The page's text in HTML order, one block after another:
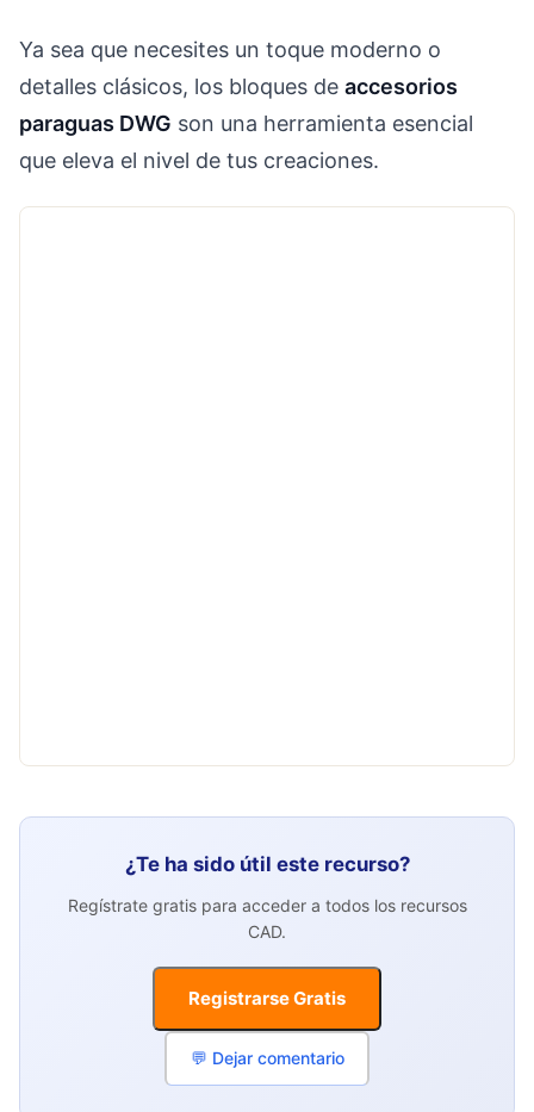
Ya sea que necesites un toque moderno o
detalles clásicos, los bloques de accesorios
paraguas DWG son una herramienta esencial
que eleva el nivel de tus creaciones.
¿Te ha sido útil este recurso?
Regístrate gratis para acceder a todos los recursos
CAD.
Registrarse Gratis
💬 Dejar comentario